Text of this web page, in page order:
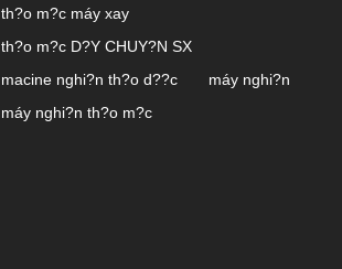
th?o m?c máy xay
th?o m?c D?Y CHUY?N SX
macine nghi?n th?o d??c
máy nghi?n
máy nghi?n th?o m?c